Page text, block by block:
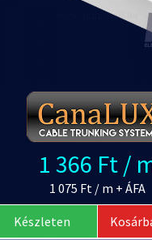
1 366 Ft /
1 075 Ft / m + ÁFA
Készleten